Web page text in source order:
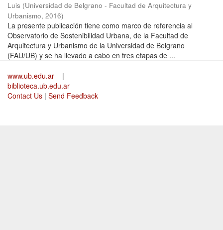
Luis (Universidad de Belgrano - Facultad de Arquitectura y
Urbanismo, 2016)
La presente publicación tiene como marco de referencia al
Observatorio de Sostenibilidad Urbana, de la Facultad de
Arquitectura y Urbanismo de la Universidad de Belgrano
(FAU/UB) y se ha llevado a cabo en tres etapas de ...
www.ub.edu.ar
|
biblioteca.ub.edu.ar
Contact Us | Send Feedback